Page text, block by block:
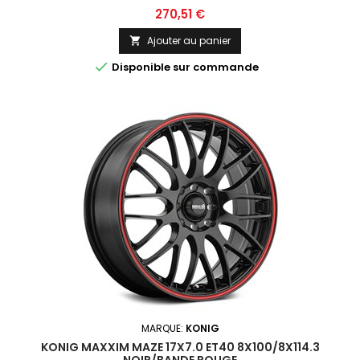
Prix
270,51 €
 Ajouter au panier
 Disponible sur commande
MARQUE: KONIG
KONIG MAXXIM MAZE 17X7.0 ET40 8X100/8X114.3